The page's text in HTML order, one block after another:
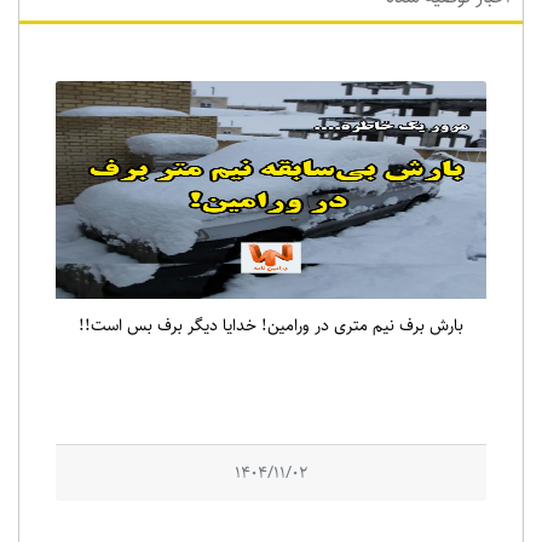
بارش برف نیم متری در ورامین! خدایا دیگر برف بس است!!
1404/11/02